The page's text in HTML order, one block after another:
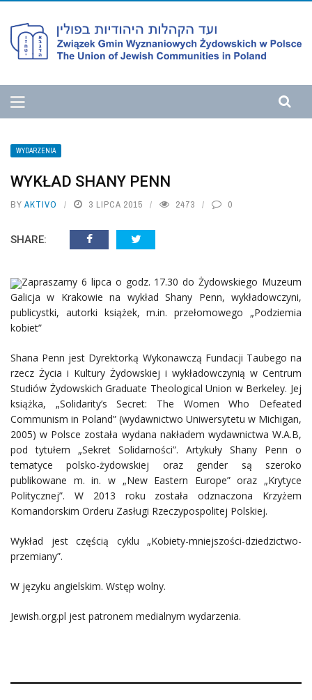
WYDARZENIA
WYKŁAD SHANY PENN
BY AKTIVO 3 LIPCA 2015 2473 0
SHARE:
Zapraszamy 6 lipca o godz. 17.30 do Żydowskiego Muzeum
Galicja w Krakowie na wykład Shany Penn, wykładowczyni,
publicystki, autorki książek, m.in. przełomowego „Podziemia
kobiet”
Shana Penn jest Dyrektorką Wykonawczą Fundacji Taubego na
rzecz Życia i Kultury Żydowskiej i wykładowczynią w Centrum
Studiów Żydowskich Graduate Theological Union w Berkeley. Jej
książka, „Solidarity’s Secret: The Women Who Defeated
Communism in Poland” (wydawnictwo Uniwersytetu w Michigan,
2005) w Polsce została wydana nakładem wydawnictwa W.A.B,
pod tytułem „Sekret Solidarności”. Artykuły Shany Penn o
tematyce polsko-żydowskiej oraz gender są szeroko
publikowane m. in. w „New Eastern Europe” oraz „Krytyce
Politycznej”. W 2013 roku została odznaczona Krzyżem
Komandorskim Orderu Zasługi Rzeczypospolitej Polskiej.
Wykład jest częścią cyklu „Kobiety-mniejszości-dziedzictwo-
przemiany”.
W języku angielskim. Wstęp wolny.
Jewish.org.pl jest patronem medialnym wydarzenia.